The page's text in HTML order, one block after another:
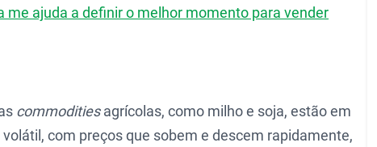
ajuda a definir o melhor momento para vender
commoditiesagrícolas, como milho e soja, estão em
com preços que sobem e descem rapidamente,